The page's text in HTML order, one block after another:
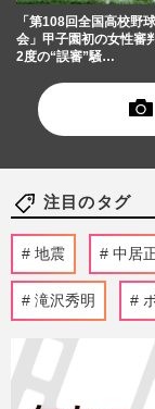
「第108回全国高校野
会」甲子園初の女性審
2度の“誤審”騒…
注目のタグ
地震 中居
滝沢秀明